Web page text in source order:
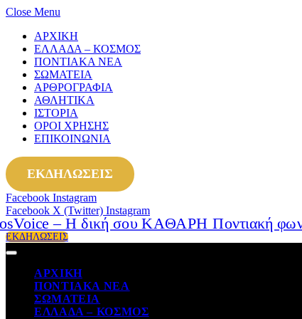
Close Menu
ΑΡΧΙΚΗ
ΕΛΛΑΔΑ – ΚΟΣΜΟΣ
ΠΟΝΤΙΑΚΑ ΝΕΑ
ΣΩΜΑΤΕΙΑ
ΑΡΘΡΟΓΡΑΦΙΑ
ΑΘΛΗΤΙΚΑ
ΙΣΤΟΡΙΑ
ΟΡΟΙ ΧΡΗΣΗΣ
ΕΠΙΚΟΙΝΩΝΙΑ
ΕΚΔΗΛΩΣΕΙΣ
Facebook Instagram
Facebook X (Twitter) Instagram
ΕΚΔΗΛΩΣΕΙΣ
ΑΡΧΙΚΗ
ΠΟΝΤΙΑΚΑ ΝΕΑ
ΣΩΜΑΤΕΙΑ
ΕΛΛΑΔΑ – ΚΟΣΜΟΣ